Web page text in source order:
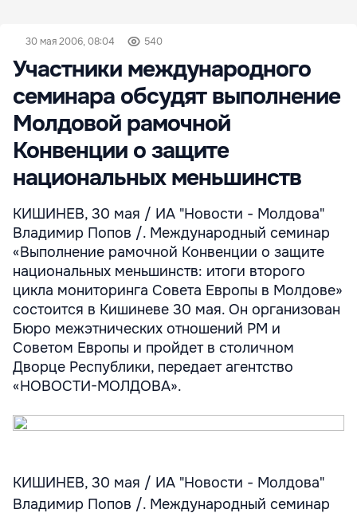
30 мая 2006, 08:04 540
Участники международного
семинара обсудят выполнение
Молдовой рамочной
Конвенции о защите
национальных меньшинств
КИШИНЕВ, 30 мая / ИА "Новости - Молдова"
Владимир Попов /. Международный семинар
«Выполнение рамочной Конвенции о защите
национальных меньшинств: итоги второго
цикла мониторинга Совета Европы в Молдове»
состоится в Кишиневе 30 мая. Он организован
Бюро межэтнических отношений РМ и
Советом Европы и пройдет в столичном
Дворце Республики, передает агентство
«НОВОСТИ-МОЛДОВА».
КИШИНЕВ, 30 мая / ИА "Новости - Молдова"
Владимир Попов /. Международный семинар